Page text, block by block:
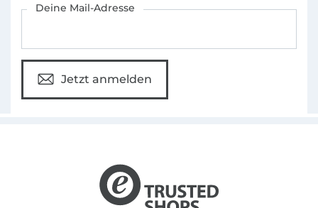
Deine Mail-Adresse
Jetzt anmelden